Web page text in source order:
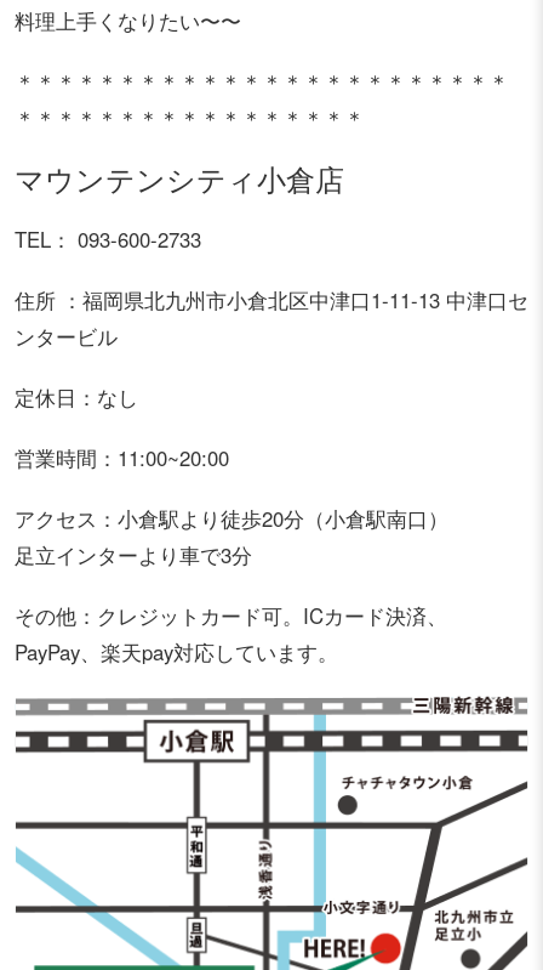
料理上手くなりたい〜〜
＊＊＊＊＊＊＊＊＊＊＊＊＊＊＊＊＊＊＊＊＊＊＊＊
＊＊＊＊＊＊＊＊＊＊＊＊＊＊＊＊＊
マウンテンシティ小倉店
TEL： 093-600-2733
住所 ：福岡県北九州市小倉北区中津口1-11-13 中津口セ
ンタービル
定休日：なし
営業時間：11:00~20:00
アクセス：小倉駅より徒歩20分（小倉駅南口）
足立インターより車で3分
その他：クレジットカード可。ICカード決済、
PayPay、楽天pay対応しています。